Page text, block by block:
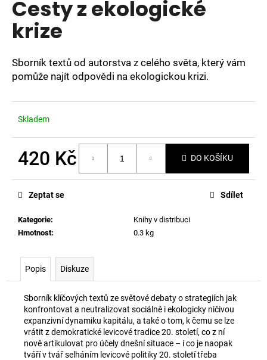
Cesty z ekologické
krize
Sborník textů od autorstva z celého světa, který vám
pomůže najít odpovědi na ekologickou krizi.
Skladem
420 Kč DO KOŠÍKU
Kategorie:
Knihy v distribuci
Hmotnost: 0.3 kg
Zeptat se Sdílet
Popis Diskuze
Sborník klíčových textů ze světové debaty o strategiích jak
konfrontovat a neutralizovat sociálně i ekologicky ničivou
expanzivní dynamiku kapitálu, a také o tom, k čemu se lze
vrátit z demokratické levicové tradice 20. století, co z ní
nově artikulovat pro účely dnešní situace – i co je naopak
tváří v tvář selháním levicové politiky 20. století třeba
a
t
?
HLEDAT
D
o
p
o
u
m